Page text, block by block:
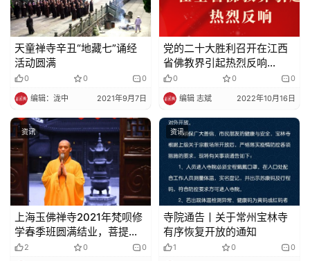
天童禅寺辛丑“地藏七”诵经
活动圆满
0 0 0
编辑：泷中 2021年9月7日
党的二十大胜利召开在江西
省佛教界引起热烈反响
（一）
0 0 0
编辑 志斌 2022年10月16日
资讯
上海玉佛禅寺2021年梵呗修
学春季班圆满结业，菩提种
子已经洒在心中
2 0 0
资讯
寺院通告丨关于常州宝林寺
有序恢复开放的通知
1 0 0